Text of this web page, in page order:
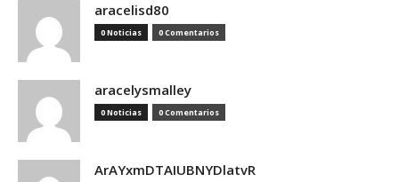
aracelisd80
0 Noticias 0 Comentarios
aracelysmalley
0 Noticias 0 Comentarios
ArAYxmDTAIUBNYDlatvR